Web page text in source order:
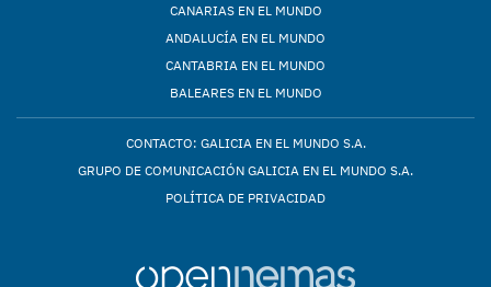
CANARIAS EN EL MUNDO
ANDALUCÍA EN EL MUNDO
CANTABRIA EN EL MUNDO
BALEARES EN EL MUNDO
CONTACTO: GALICIA EN EL MUNDO S.A.
GRUPO DE COMUNICACIÓN GALICIA EN EL MUNDO S.A.
POLÍTICA DE PRIVACIDAD